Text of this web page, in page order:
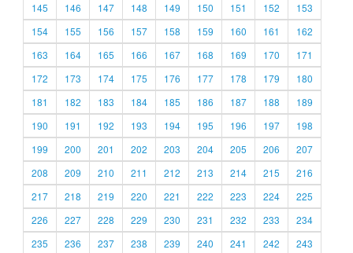
145
146 147 148 149 150 151 152
153
154
155 156 157 158 159 160 161
162
163
164 165 166 167 168 169 170
171
172
173 174 175 176 177 178 179
180
181
182 183 184 185 186 187 188
189
190
191 192 193 194 195 196 197
198
199
200 201 202 203 204 205 206
207
208
209 210 211 212 213 214 215
216
217
218 219 220 221 222 223 224
225
226
227 228 229 230 231 232 233
234
235
236 237 238 239 240 241 242
243